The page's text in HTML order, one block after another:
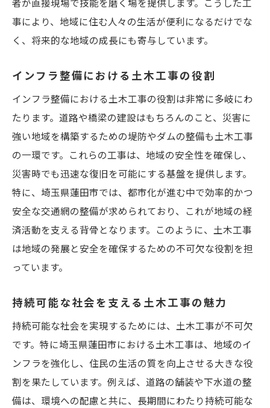
者が直接現場で技能を磨く場を提供します。こうした工
事により、地域に住む人々の生活が便利になるだけでな
く、将来的な地域の成長にも寄与しています。
インフラ整備における土木工事の役割
インフラ整備における土木工事の役割は非常に多岐にわ
たります。道路や橋梁の建設はもちろんのこと、災害に
強い地域を構築するための堤防やダムの整備も土木工事
の一環です。これらの工事は、地域の安全性を確保し、
災害時でも迅速な復旧を可能にする基盤を提供します。
特に、埼玉県蓮田市では、都市化が進む中で効率的かつ
安全な交通網の整備が求められており、これが地域の経
済活動を支える背骨となります。このように、土木工事
は地域の発展と安全を確保するための不可欠な役割を担
っています。
持続可能な社会を支える土木工事の魅力
持続可能な社会を実現するためには、土木工事が不可欠
です。特に埼玉県蓮田市における土木工事は、地域のイ
ンフラを強化し、住民の生活の質を向上させる大きな役
割を果たしています。例えば、道路の舗装や下水道の整
備は、環境への配慮と共に、長期間にわたり持続可能な